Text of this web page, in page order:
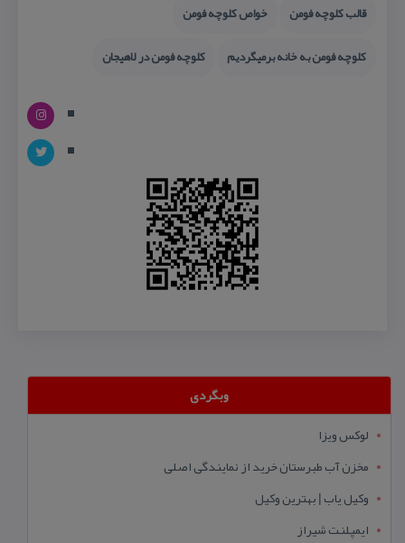
قالب كلوچه فومن
خواص كلوچه فومن
كلوچه فومن به خانه برمیگردیم
كلوچه فومن در لاهیجان
وبگردی
لوکس ویزا
مخزن آب طبرستان خرید از نمایندگی اصلی
وکیل یاب | بهترین وکیل
ایمپلنت شیراز